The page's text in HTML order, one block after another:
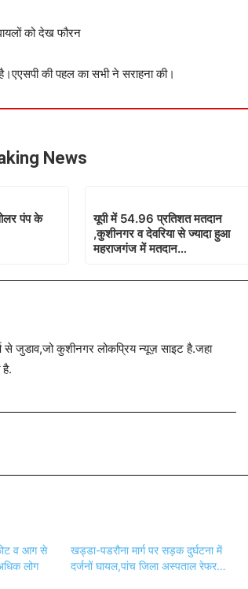
को देख फौरन
की पहल का सभी ने सराहना की।
News
पंप के
यूपी में 54.96 प्रतिशत मतदान
,कुशीनगर व देवरिया से ज्यादा हुआ
महराजगंज में मतदान…
जुडाव,जो कुशीनगर लोकप्रिय न्यूज़ साइट है.जहा
है.
व आग से
लोग
खड्डा-पडरौना मार्ग पर सड़क दुर्घटना में
दर्जनों घायल,पांच जिला अस्पताल रेफर…